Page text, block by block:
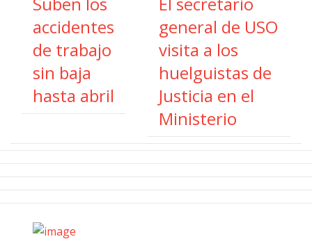
accidentes
de trabajo
sin baja
hasta abril
general de USO
visita a los
huelguistas de
Justicia en el
Ministerio